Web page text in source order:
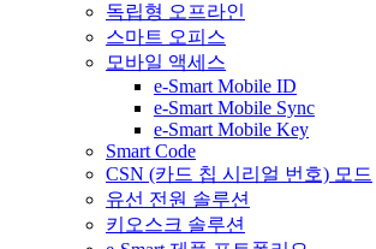
독립형 오프라인
스마트 오피스
모바일 액세스
e-Smart Mobile ID
e-Smart Mobile Sync
e-Smart Mobile Key
Smart Code
CSN (카드 칩 시리얼 번호) 모드
유선 전원 솔루션
키오스크 솔루션